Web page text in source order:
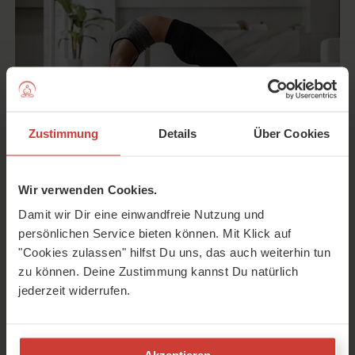
Zustimmung Details Über Cookies
Wir verwenden Cookies.
Damit wir Dir eine einwandfreie Nutzung und
persönlichen Service bieten können. Mit Klick auf
"Cookies zulassen" hilfst Du uns, das auch weiterhin tun
zu können. Deine Zustimmung kannst Du natürlich
jederzeit widerrufen.
Diese intensive Rückbeuge öffnet das Herz und regt den
Energie-Fluss an. Wie kannst Du die Brücke lernen? Und
welche Alternativen gibt es für Yoga-Anfänger? Hier
erfährst Du mehr.
Krieger 2 – So übst Du